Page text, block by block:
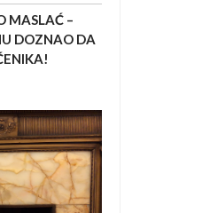
MASLAĆ –
DOZNAO DA